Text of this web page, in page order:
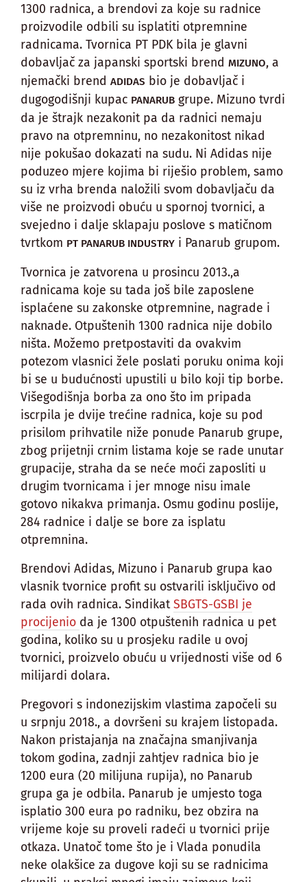
1300 radnica, a brendovi za koje su radnice
proizvodile odbili su isplatiti otpremnine
radnicama. Tvornica PT PDK bila je glavni
dobavljač za japanski sportski brend MIZUNO, a
njemački brend ADIDAS bio je dobavljač i
dugogodišnji kupac PANARUB grupe. Mizuno tvrdi
da je štrajk nezakonit pa da radnici nemaju
pravo na otpremninu, no nezakonitost nikad
nije pokušao dokazati na sudu. Ni Adidas nije
poduzeo mjere kojima bi riješio problem, samo
su iz vrha brenda naložili svom dobavljaču da
više ne proizvodi obuću u spornoj tvornici, a
svejedno i dalje sklapaju poslove s matičnom
tvrtkom PT PANARUB INDUSTRY i Panarub grupom.
Tvornica je zatvorena u prosincu 2013.,a
radnicama koje su tada još bile zaposlene
isplaćene su zakonske otpremnine, nagrade i
naknade. Otpuštenih 1300 radnica nije dobilo
ništa. Možemo pretpostaviti da ovakvim
potezom vlasnici žele poslati poruku onima koji
bi se u budućnosti upustili u bilo koji tip borbe.
Višegodišnja borba za ono što im pripada
iscrpila je dvije trećine radnica, koje su pod
prisilom prihvatile niže ponude Panarub grupe,
zbog prijetnji crnim listama koje se rade unutar
grupacije, straha da se neće moći zaposliti u
drugim tvornicama i jer mnoge nisu imale
gotovo nikakva primanja. Osmu godinu poslije,
284 radnice i dalje se bore za isplatu
otpremnina.
Brendovi Adidas, Mizuno i Panarub grupa kao
vlasnik tvornice profit su ostvarili isključivo od
rada ovih radnica. SindikatSBGTS-GSBI je
procijenio da je 1300 otpuštenih radnica u pet
godina, koliko su u prosjeku radile u ovoj
tvornici, proizvelo obuću u vrijednosti više od 6
milijardi dolara.
Pregovori s indonezijskim vlastima započeli su
u srpnju 2018., a dovršeni su krajem listopada.
Nakon pristajanja na značajna smanjivanja
tokom godina, zadnji zahtjev radnica bio je
1200 eura (20 milijuna rupija), no Panarub
grupa ga je odbila. Panarub je umjesto toga
isplatio 300 eura po radniku, bez obzira na
vrijeme koje su proveli radeći u tvornici prije
otkaza. Unatoč tome što je i Vlada ponudila
neke olakšice za dugove koji su se radnicima